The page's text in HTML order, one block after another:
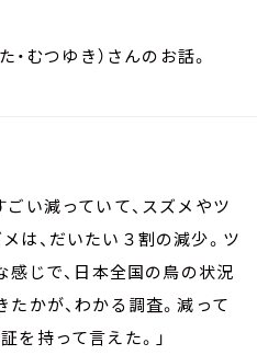
むつゆき）さんのお話。
い減っていて、スズメやツ
は、だいたい３割の減少。ツ
感じで、日本全国の鳥の状況
かが、わかる調査。減って
を持って言えた。」